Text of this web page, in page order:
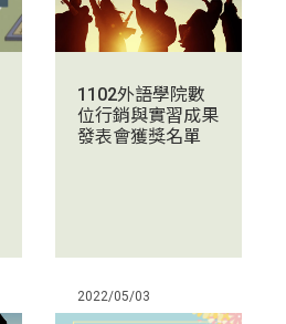
1102外語學院數
位行銷與實習成果
發表會獲獎名單
2022/05/03